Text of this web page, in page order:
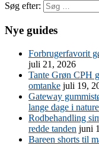
Søg efter:
Nye guides
Forbrugerfavorit
juli 21, 2026
Tante Grøn CPH
omtanke juli 19,
Gateway
lange dage i
Rodbehandling
redde tanden juni
Bareen shorts til